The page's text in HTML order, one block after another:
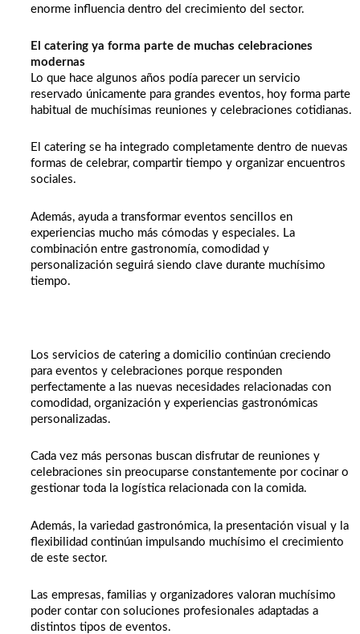
enorme influencia dentro del crecimiento del sector.
El catering ya forma parte de muchas celebraciones
modernas
Lo que hace algunos años podía parecer un servicio
reservado únicamente para grandes eventos, hoy forma parte
habitual de muchísimas reuniones y celebraciones cotidianas.
El catering se ha integrado completamente dentro de nuevas
formas de celebrar, compartir tiempo y organizar encuentros
sociales.
Además, ayuda a transformar eventos sencillos en
experiencias mucho más cómodas y especiales. La
combinación entre gastronomía, comodidad y
personalización seguirá siendo clave durante muchísimo
tiempo.
Los servicios de catering a domicilio continúan creciendo
para eventos y celebraciones porque responden
perfectamente a las nuevas necesidades relacionadas con
comodidad, organización y experiencias gastronómicas
personalizadas.
Cada vez más personas buscan disfrutar de reuniones y
celebraciones sin preocuparse constantemente por cocinar o
gestionar toda la logística relacionada con la comida.
Además, la variedad gastronómica, la presentación visual y la
flexibilidad continúan impulsando muchísimo el crecimiento
de este sector.
Las empresas, familias y organizadores valoran muchísimo
poder contar con soluciones profesionales adaptadas a
distintos tipos de eventos.